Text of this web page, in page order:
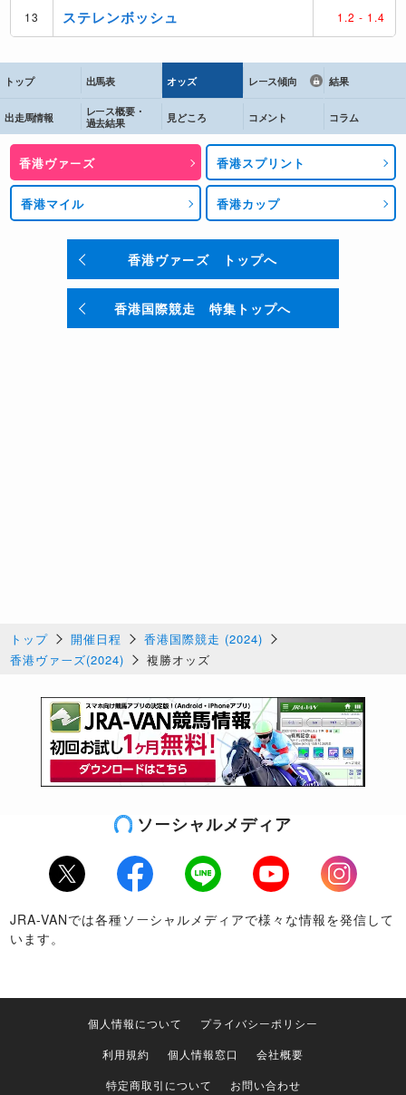
トップ 出馬表 オッズ レース傾向 結果
出走馬情報
レース概要・
過去結果
見どころ コメント コラム
香港ヴァーズ 香港スプリント
香港マイル 香港カップ
香港ヴァーズ トップへ
香港国際競走 特集トップへ
トップ 開催日程
香港国際競走 (2024)
香港ヴァーズ(2024)
複勝オッズ
ソーシャルメディア
Twitter Facebook LINE Youtube
Instagram
JRA-VANでは各種ソーシャルメディアで様々な情報を発信して
います。
個人情報について
プライバシーポリシー
利用規約
個人情報窓口
会社概要
特定商取引について
お問い合わせ